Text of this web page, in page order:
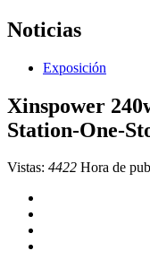
Noticias
Exposición
Xinspower
Station-One-
Vistas: 4422 Hora de